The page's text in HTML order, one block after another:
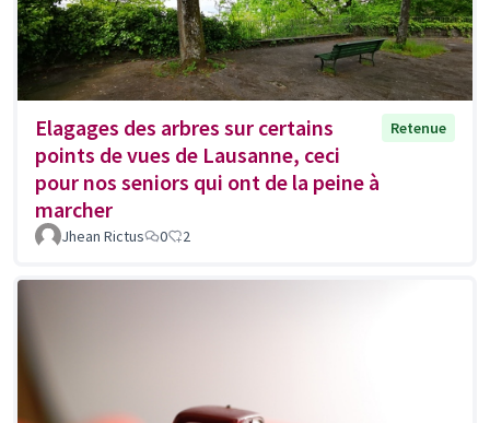
Elagages des arbres sur certains
points de vues de Lausanne, ceci
pour nos seniors qui ont de la peine à
marcher
Retenue
Jhean Rictus 0 2